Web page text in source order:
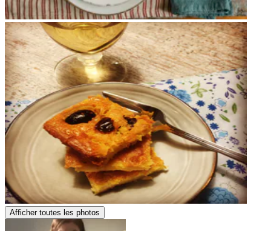
Afficher toutes les photos